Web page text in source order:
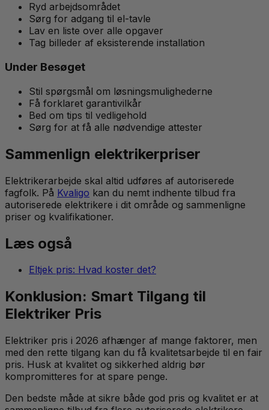
Ryd arbejdsområdet
Sørg for adgang til el-tavle
Lav en liste over alle opgaver
Tag billeder af eksisterende installation
Under Besøget
Stil spørgsmål om løsningsmulighederne
Få forklaret garantivilkår
Bed om tips til vedligehold
Sørg for at få alle nødvendige attester
Sammenlign elektrikerpriser
Elektrikerarbejde skal altid udføres af autoriserede
fagfolk. På Kvaligo kan du nemt indhente tilbud fra
autoriserede elektrikere i dit område og sammenligne
priser og kvalifikationer.
Læs også
Eltjek pris: Hvad koster det?
Konklusion: Smart Tilgang til
Elektriker Pris
Elektriker pris i 2026 afhænger af mange faktorer, men
med den rette tilgang kan du få kvalitetsarbejde til en fair
pris. Husk at kvalitet og sikkerhed aldrig bør
kompromitteres for at spare penge.
Den bedste måde at sikre både god pris og kvalitet er at